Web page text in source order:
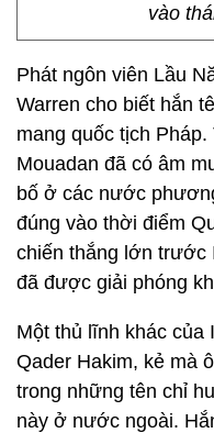
vào
Phát ngôn viên Lầu
Warren cho biết hắn
mang quốc tịch
Mouadan đã có âm
bố ở các nước
đúng vào thời điểm
chiến thắng lớn trước
đã được giải phóng
Một thủ lĩnh khác của
Qader Hakim, kẻ mà
trong những tên chỉ
này ở nước ngoài.